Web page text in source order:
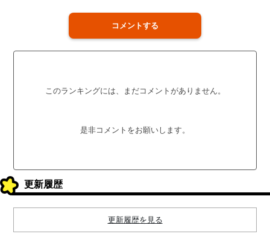
コメントする
このランキングには、まだコメントがありません。
是非コメントをお願いします。
更新履歴
更新履歴を見る